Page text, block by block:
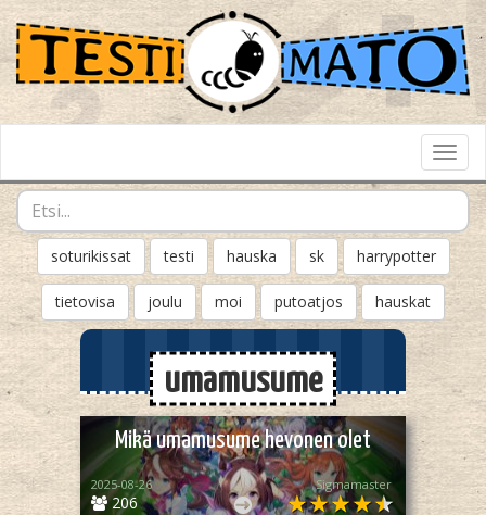
soturikissat testi hauska sk harrypotter
tietovisa joulu moi putoatjos hauskat
umamusume
Mikä umamusume hevonen olet
206
2025-08-26 Sigmamaster